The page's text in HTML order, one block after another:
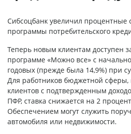
Сибсоцбанк увеличил процентные
программы потребительского
Теперь новым клиентам доступен
программе «Можно все» с
годовых (прежде была 14,9%) при
Для работников бюджетной сферы,
клиентов с подтвержденным
ПФР, ставка снижается на 2
Обеспечением могут служить
автомобиля или недвижимости.